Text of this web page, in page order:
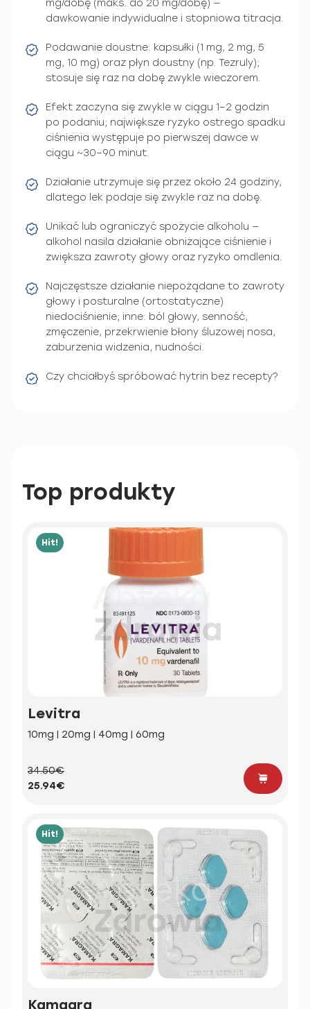
mg/dobę (maks. do 20 mg/dobę) —
dawkowanie indywidualne i stopniowa titracja.
Podawanie doustne: kapsułki (1 mg, 2 mg, 5
mg, 10 mg) oraz płyn doustny (np. Tezruly);
stosuje się raz na dobę zwykle wieczorem.
Efekt zaczyna się zwykle w ciągu 1–2 godzin
po podaniu; największe ryzyko ostrego spadku
ciśnienia występuje po pierwszej dawce w
ciągu ~30–90 minut.
Działanie utrzymuje się przez około 24 godziny,
dlatego lek podaje się zwykle raz na dobę.
Unikać lub ograniczyć spożycie alkoholu —
alkohol nasila działanie obniżające ciśnienie i
zwiększa zawroty głowy oraz ryzyko omdlenia.
Najczęstsze działanie niepożądane to zawroty
głowy i posturalne (ortostatyczne)
niedociśnienie; inne: ból głowy, senność,
zmęczenie, przekrwienie błony śluzowej nosa,
zaburzenia widzenia, nudności.
Czy chciałbyś spróbować hytrin bez recepty?
Top produkty
Hit!
Levitra
10mg | 20mg | 40mg | 60mg
34.50€
25.94€
Hit!
Kamagra